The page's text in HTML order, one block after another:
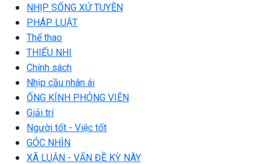
NHỊP SỐNG XỨ TUYÊN
PHÁP LUẬT
Thể thao
THIẾU NHI
Chính sách
Nhịp cầu nhân ái
ỐNG KÍNH PHÓNG VIÊN
Giải trí
Người tốt - Việc tốt
GÓC NHÌN
XÃ LUẬN - VẤN ĐỀ KỲ NÀY